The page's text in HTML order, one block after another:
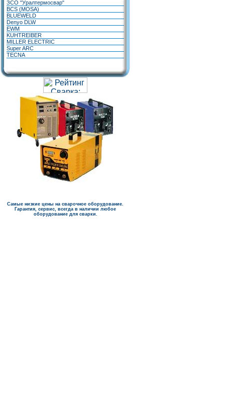
ЗСО "Уралтермосвар"
BCS (MOSA)
BLUEWELD
Denyo DLW
EWM
KUHTREIBER
MILLER ELECTRIC
Super ARC
TECNA
Самые низкие цены на сварочное оборудование.
Гарантия, сервис, всегда в наличии любое
оборудование для сварки.